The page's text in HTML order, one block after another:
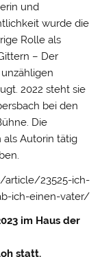
und
wurde die
Rolle als
– Der
2022 steht sie
bei den
Die
als Autorin tätig
23525-ich-
ich-einen-vater/
im Haus der
statt.